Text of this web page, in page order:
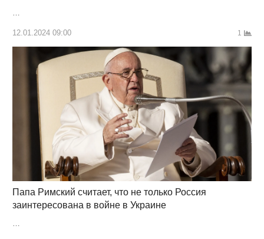
12.01.2024 09:00 1
Папа Римский считает, что не только Россия
заинтересована в войне в Украине
…